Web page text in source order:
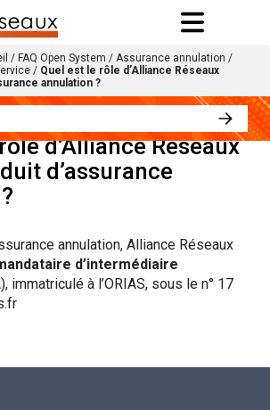
/ FAQ Open System / Assurance annulation /
/ Quel est le rôle d’Alliance Réseaux
annulation ?
d’Alliance Réseaux
d’assurance
annulation, Alliance Réseaux
d’intermédiaire
immatriculé à l’ORIAS, sous le n° 17